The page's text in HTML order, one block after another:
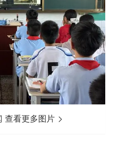
查看更多图片